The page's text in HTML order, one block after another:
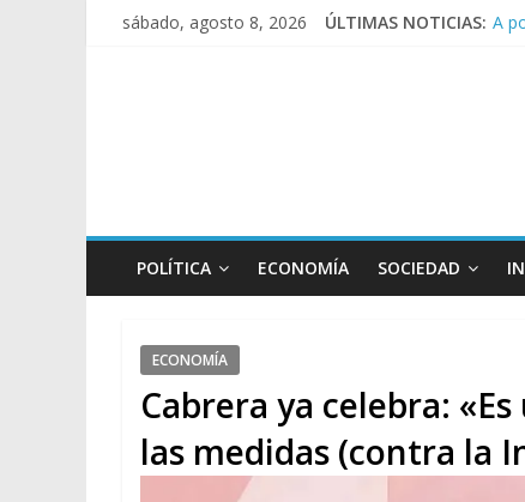
sábado, agosto 8, 2026 ÚLTIMAS NOTICIAS: A
POLÍTICA ECONOMÍA SOCIEDAD
ECONOMÍA
Cabrera ya celebra:
las medidas (contra la